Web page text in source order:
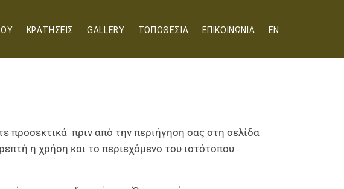
ΚΡΑΤΗΣΕΙΣ GALLERY ΤΟΠΟΘΕΣΙΑ ΕΠΙΚΟΙΝΩΝΙΑ EN
προσεκτικά πριν από την περιήγηση σας στη σελίδα
η χρήση και το περιεχόμενο του ιστότοπου